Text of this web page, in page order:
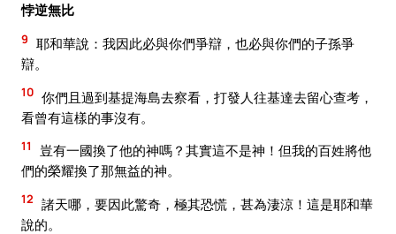
悖逆無比
9 耶和華說：我因此必與你們爭辯，也必與你們的子孫爭
辯。
10 你們且過到基提海島去察看，打發人往基達去留心查考，
看曾有這樣的事沒有。
11
豈有一國換了他的神嗎？其實這不是神！但我的百姓將他
們的榮耀換了那無益的神。
12 諸天哪，要因此驚奇，極其恐慌，甚為淒涼！這是耶和華
說的。